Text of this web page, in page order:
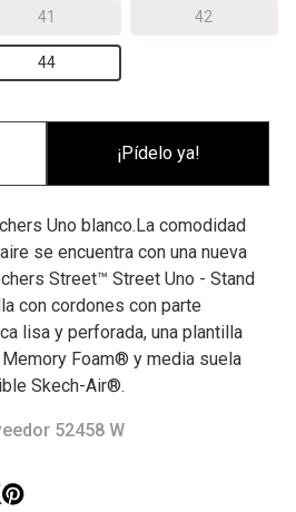
41 42
44
¡Pídelo ya!
Uno blanco.La comodidad
se encuentra con una nueva
Street™ Street Uno - Stand
con cordones con parte
lisa y perforada, una plantilla
Memory Foam® y media suela
Skech-Air®.
52458 W